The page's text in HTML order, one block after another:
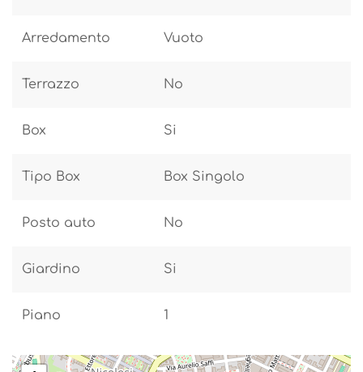
Arredamento Vuoto
Terrazzo No
Box Si
Tipo Box Box Singolo
Posto auto No
Giardino Si
Piano 1